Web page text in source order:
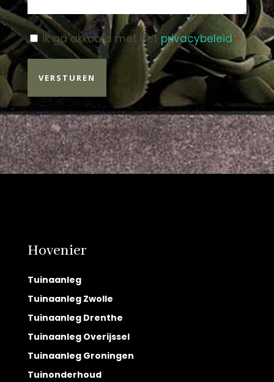
Instemming
*
Ik ga akkoord met het privacybeleid.*
Hovenier
Tuinaanleg
Tuinaanleg Zwolle
Tuinaanleg Drenthe
Tuinaanleg Overijssel
Tuinaanleg Groningen
Tuinonderhoud